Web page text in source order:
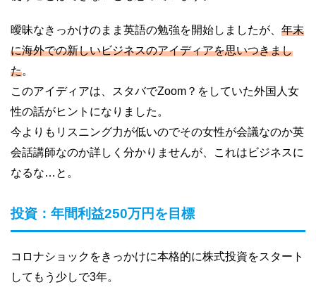
曖昧なきっかけのまま英語の勉強を開始しましたが、 年末
に海外での新しいビジネスのアイディアを思いつきまし
た。
このアイディアは、スタバでZoom？をしていた外国人女
性の話がヒントになりました。
今よりもリスニング力が低いのでその女性が会議なのか英
会話講師なのか詳しく分かりませんが、これはビジネスに
なるな…と。
投資：年間利益250万円を目標
コロナショックをきっかけに本格的に株式投資をスタート
してもう少しで3年。